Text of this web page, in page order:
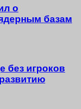
о
базам
без игроков